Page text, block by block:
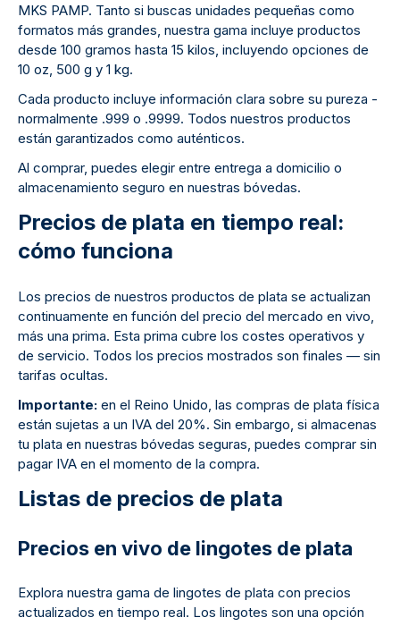
MKS PAMP. Tanto si buscas unidades pequeñas como
formatos más grandes, nuestra gama incluye productos
desde 100 gramos hasta 15 kilos, incluyendo opciones de
10 oz, 500 g y 1 kg.
Cada producto incluye información clara sobre su pureza -
normalmente .999 o .9999. Todos nuestros productos
están garantizados como auténticos.
Al comprar, puedes elegir entre entrega a domicilio o
almacenamiento seguro en nuestras bóvedas.
Precios de plata en tiempo real:
cómo funciona
Los precios de nuestros productos de plata se actualizan
continuamente en función del precio del mercado en vivo,
más una prima. Esta prima cubre los costes operativos y
de servicio. Todos los precios mostrados son finales — sin
tarifas ocultas.
Importante: en el Reino Unido, las compras de plata física
están sujetas a un IVA del 20%. Sin embargo, si almacenas
tu plata en nuestras bóvedas seguras, puedes comprar sin
pagar IVA en el momento de la compra.
Listas de precios de plata
Precios en vivo de lingotes de plata
Explora nuestra gama de lingotes de plata con precios
actualizados en tiempo real. Los lingotes son una opción